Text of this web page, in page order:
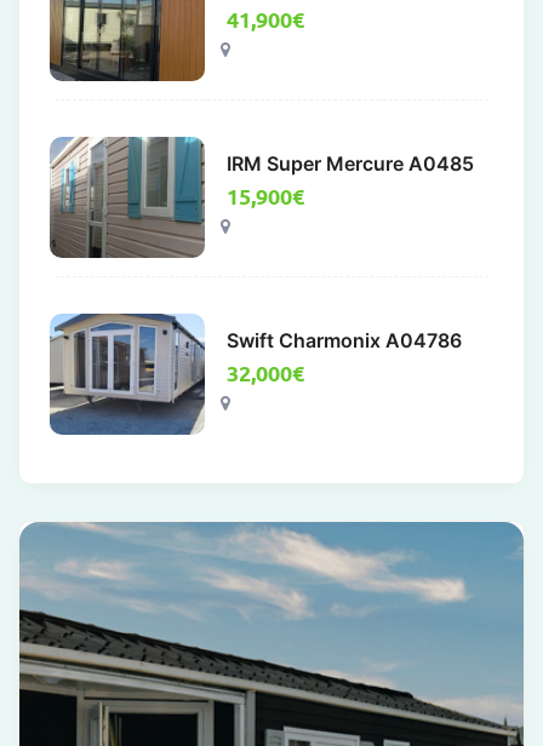
41,900€
IRM Super Mercure A0485
15,900€
Swift Charmonix A04786
32,000€